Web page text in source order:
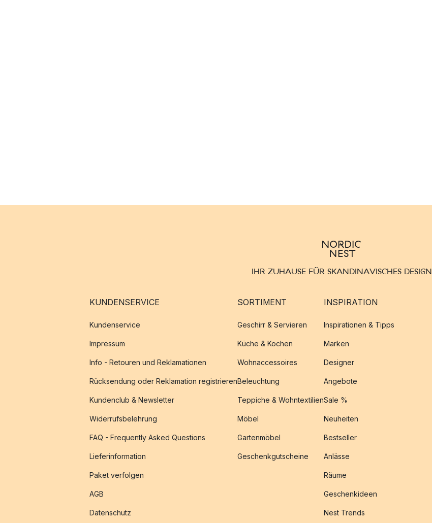
IHR ZUHAUSE FÜR SKANDINAVISCHES DESIGN
KUNDENSERVICE
Kundenservice
Impressum
Info - Retouren und Reklamationen
Rücksendung oder Reklamation registrieren
Kundenclub & Newsletter
Widerrufsbelehrung
FAQ - Frequently Asked Questions
Lieferinformation
Paket verfolgen
AGB
Datenschutz
SORTIMENT
Geschirr & Servieren
Küche & Kochen
Wohnaccessoires
Beleuchtung
Teppiche & Wohntextilien
Möbel
Gartenmöbel
Geschenkgutscheine
INSPIRATION
Inspirationen & Tipps
Marken
Designer
Angebote
Sale %
Neuheiten
Bestseller
Anlässe
Räume
Geschenkideen
Nest Trends